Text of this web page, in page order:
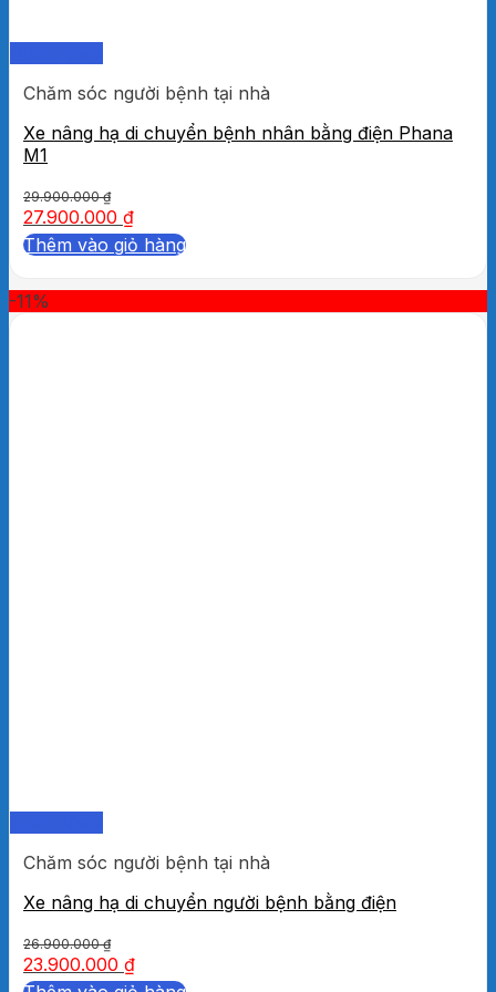
Chăm sóc người bệnh tại nhà
Xe nâng hạ di chuyển bệnh nhân bằng điện Phana
M1
29.900.000₫
27.900.000 ₫
Thêm vào giỏ hàng
-11%
Chăm sóc người bệnh tại nhà
Xe nâng hạ di chuyển người bệnh bằng điện
26.900.000₫
23.900.000 ₫